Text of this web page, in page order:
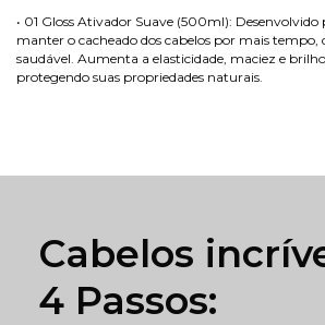
• 01 Gloss Ativador Suave (500ml):
manter o cacheado dos cabelos por mais
saudável. Aumenta a elasticidade, maciez e
protegendo suas propriedades naturais.
Cabelos
4 Passos: